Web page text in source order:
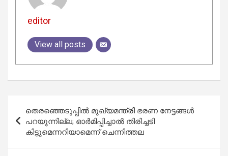
editor
View all posts
navigation
തെരഞ്ഞെടുപ്പില്‍ മുഖ്യമന്ത്രി ഭരണ നേട്ടങ്ങള്‍
പറയുന്നില്ല; ഓര്‍മിപ്പിച്ചാല്‍ തിരിച്ചടി
കിട്ടുമെന്നറിയാമെന്ന് ചെന്നിത്തല